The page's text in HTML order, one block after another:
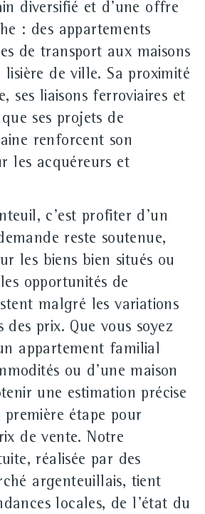
diversifié et d'une offre
: des appartements
de transport aux maisons
lisière de ville. Sa proximité
ses liaisons ferroviaires et
ses projets de
renforcent son
les acquéreurs et
c'est profiter d'un
reste soutenue,
les biens bien situés ou
opportunités de
malgré les variations
prix. Que vous soyez
appartement familial
ou d'une maison
une estimation précise
étape pour
de vente. Notre
réalisée par des
argenteuillais, tient
locales, de l'état du